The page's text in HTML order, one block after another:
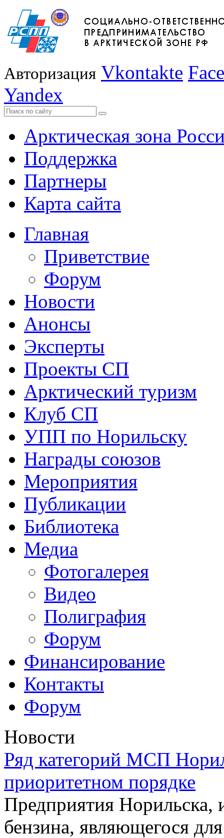
Авторизация Vkontakte
Yandex
Арктическая зона
Поддержка
Партнеры
Карта сайта
Главная
Приветствие
Форум
Новости
Анонсы
Эксперты
Проекты СП
Арктический туризм
Клуб СП
УПП по Норильску
Награды союзов
Мероприятия
Публикации
Библиотека
Медиа
Фотогалерея
Видео
Полиграфия
Форум
Финансирование
Контакты
Форум
Новости
Ряд категорий МСП
приоритетном порядке
Предприятия
бензина, являющегося